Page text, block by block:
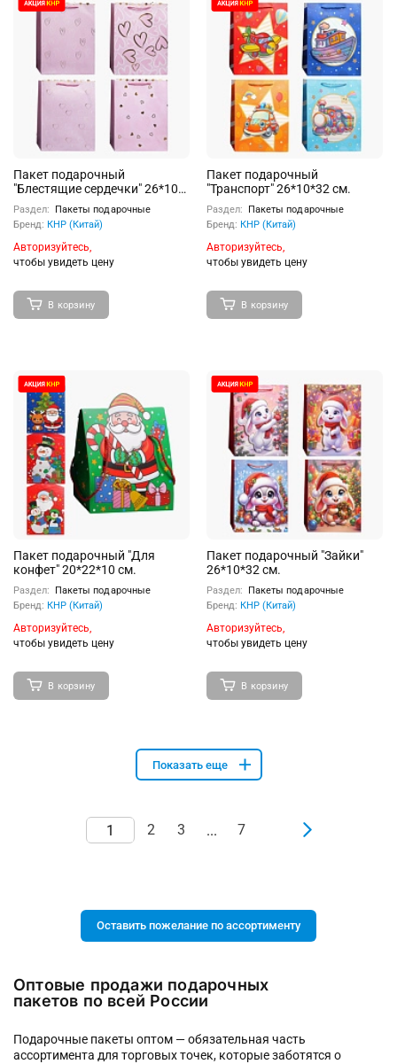
Пакет подарочный
"Блестящие сердечки" 26*10*
32 см.
Раздел:
Пакеты подарочные
Бренд: КНР (Китай)
Авторизуйтесь,
чтобы увидеть цену
В корзину
Пакет подарочный
"Транспорт" 26*10*32 см.
Раздел:
Пакеты подарочные
Бренд: КНР (Китай)
Авторизуйтесь,
чтобы увидеть цену
В корзину
Пакет подарочный "Для
конфет" 20*22*10 см.
Раздел:
Пакеты подарочные
Бренд: КНР (Китай)
Авторизуйтесь,
чтобы увидеть цену
В корзину
Пакет подарочный "Зайки"
26*10*32 см.
Раздел:
Пакеты подарочные
Бренд: КНР (Китай)
Авторизуйтесь,
чтобы увидеть цену
В корзину
Показать еще
2 3 ... 7
Оставить пожелание по ассортименту
Оптовые продажи подарочных
пакетов по всей России
Подарочные пакеты оптом — обязательная часть
ассортимента для торговых точек, которые заботятся о